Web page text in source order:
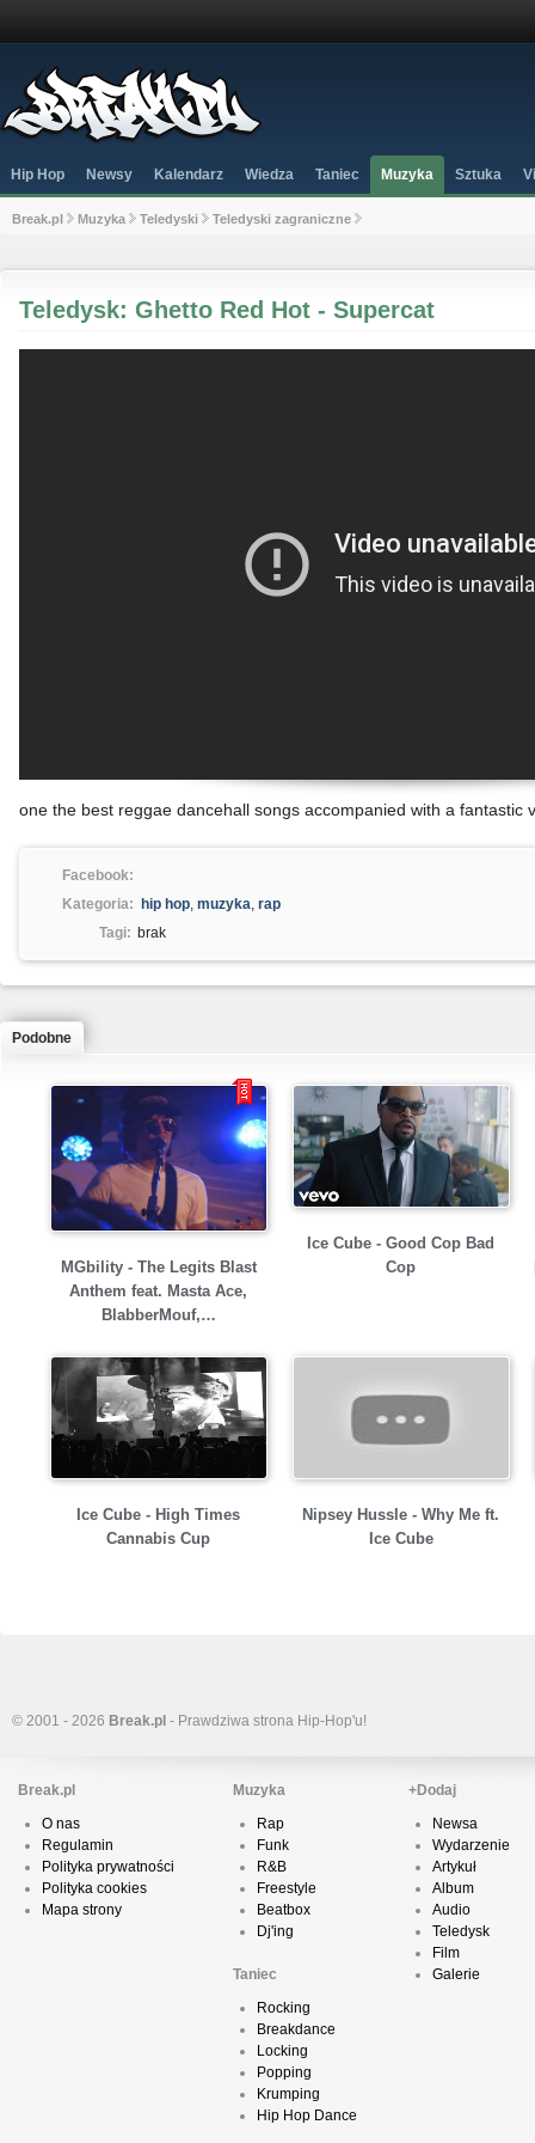
Hip Hop Newsy Kalendarz Wiedza Taniec Muzyka Sztuka
Break.pl Muzyka Teledyski Teledyski zagraniczne
Teledysk: Ghetto Red Hot - Supercat
one the best reggae dancehall songs accompanied with a fantastic
Facebook:
Kategoria:
hip hop, muzyka, rap
Tagi: brak
Podobne
MGbility - The Legits Blast
Anthem feat. Masta Ace,
BlabberMouf,…
Ice Cube - Good Cop Bad
Cop
Ice Cube - High Times
Cannabis Cup
Nipsey Hussle - Why Me ft.
Ice Cube
© 2001 - 2026 Break.pl - Prawdziwa strona Hip-Hop'u!
Break.pl
O nas
Regulamin
Polityka prywatności
Polityka cookies
Mapa strony
Muzyka
Rap
Funk
R&B
Freestyle
Beatbox
Dj'ing
Taniec
Rocking
Breakdance
Locking
Popping
Krumping
Hip Hop Dance
+Dodaj
Newsa
Wydarzenie
Artykuł
Album
Audio
Teledysk
Film
Galerie